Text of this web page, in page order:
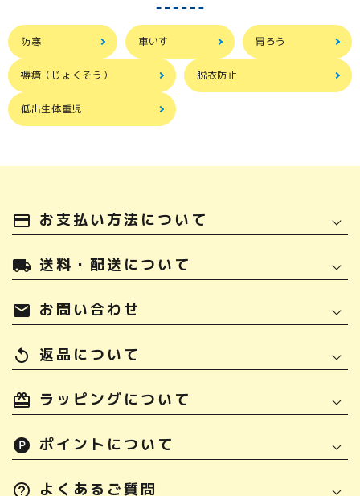
防寒 車いす 胃ろう
褥瘡（じょくそう） 脱衣防止
低出生体重児
payment お支払い方法について
local_shipping 送料・配送について
mail お問い合わせ
replay 返品について
ラッピングについて
ポイントについて
よくあるご質問